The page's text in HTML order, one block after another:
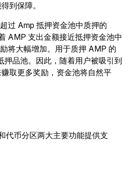
到保障。
过 Amp 抵押资金池中质押的
AMP 支出金额接近抵押资金池中
将大幅增加。用于质押 AMP 的
押品池。因此，随着用户被吸引到
取更多奖励，资金池将自然平
代币分区两大主要功能提供支